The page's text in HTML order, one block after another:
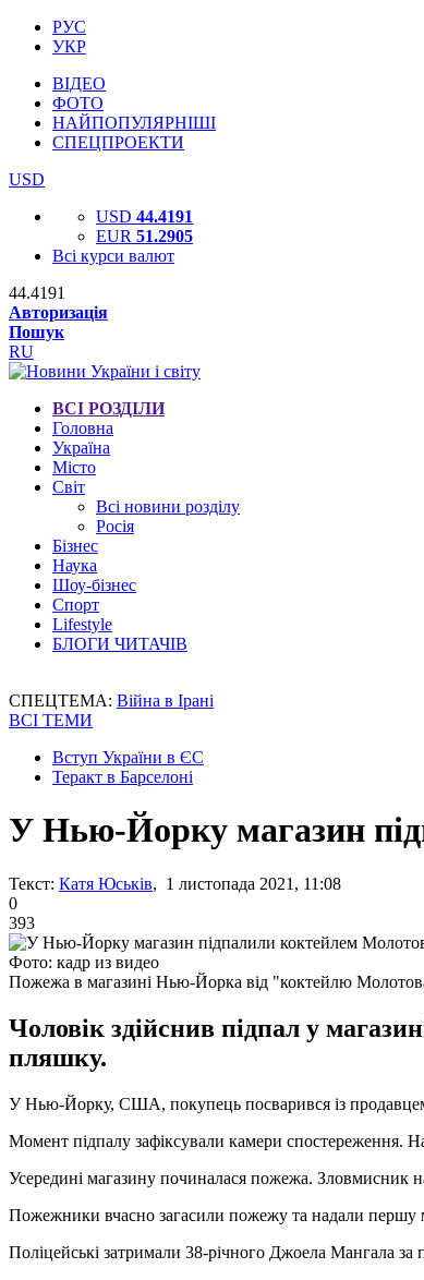
РУС
УКР
ВІДЕО
ФОТО
НАЙПОПУЛЯРНІШІ
СПЕЦПРОЕКТИ
USD
USD 44.4191
EUR 51.2905
Всі курси валют
44.4191
Авторизація
Пошук
RU
ВСІ РОЗДІЛИ
Головна
Україна
Місто
Світ
Всі новини розділу
Росія
Бізнес
Наука
Шоу-бізнес
Спорт
Lifestyle
БЛОГИ ЧИТАЧІВ
СПЕЦТЕМА: Війна в Ірані
ВСІ ТЕМИ
Вступ України в ЄС
Теракт в Барселоні
У Нью-Йорку магазин
Текст: Катя Юськів, 1 листопада 2021, 11:08
0
393
Фото: кадр из видео
Пожежа в магазині Нью-Йорка від "коктейлю
Чоловік здійснив підпал у
пляшку.
У Нью-Йорку, США, покупець посварився із
Момент підпалу зафіксували камери спостереження.
Усередині магазину починалася пожежа. Зловмисник
Пожежники вчасно загасили пожежу та надали першу
Поліцейські затримали 38-річного Джоела Мангала за